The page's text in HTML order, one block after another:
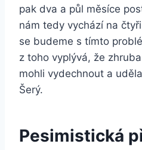
pak dva a půl měsíce
nám tedy vychází na
se budeme s tímto
z toho vyplývá, že
mohli vydechnout a
Šerý.
Pesimistická